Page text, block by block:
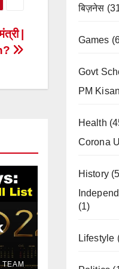
|
बिज़नेस
Games
Govt
PM
Health
Corona
History
(1)
Lifestyle